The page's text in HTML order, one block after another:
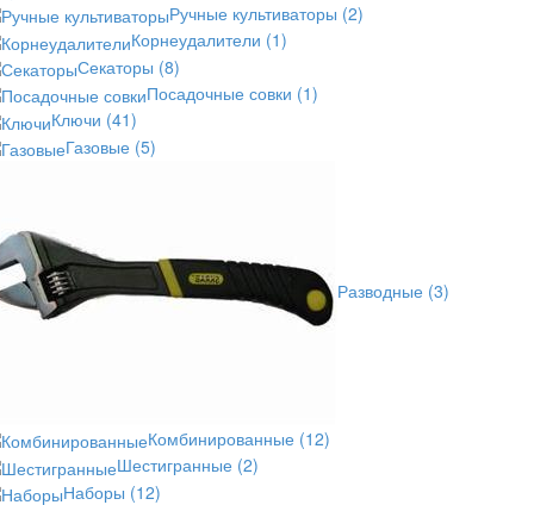
Ручные культиваторы (2)
Корнеудалители (1)
Секаторы (8)
Посадочные совки (1)
Ключи (41)
Газовые (5)
Разводные (3)
Комбинированные (12)
Шестигранные (2)
Наборы (12)